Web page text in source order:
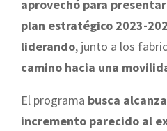
aprovechó para
plan estratégico 2023-
liderando, junto a los
camino hacia una
El programa busca
incremento parecido al